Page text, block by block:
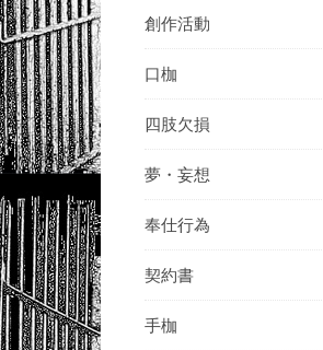
創作活動
口枷
四肢欠損
夢・妄想
奉仕行為
契約書
手枷